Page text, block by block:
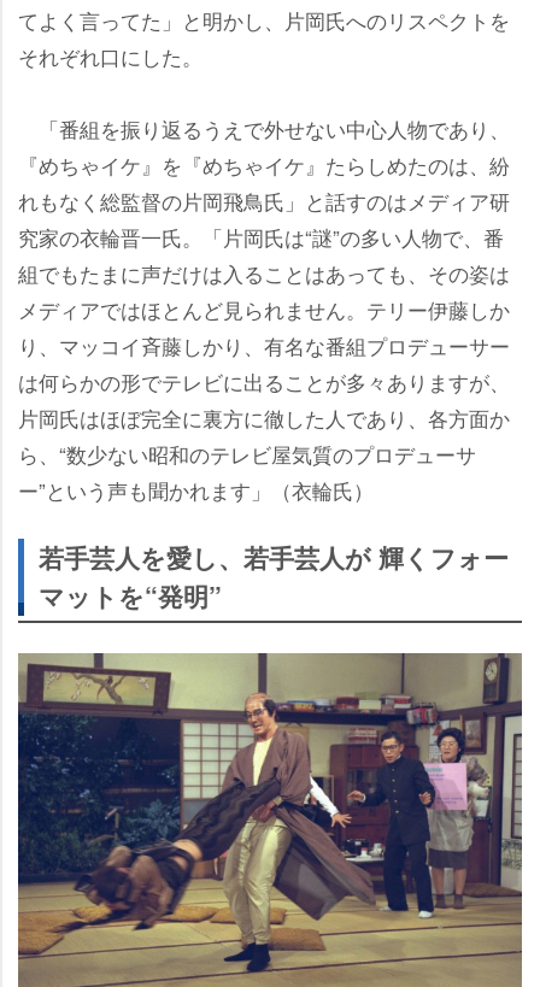
てよく言ってた」と明かし、片岡氏へのリスペクトを
それぞれ口にした。
「番組を振り返るうえで外せない中心人物であり、
『めちゃイケ』を『めちゃイケ』たらしめたのは、紛
れもなく総監督の片岡飛鳥氏」と話すのはメディア研
究家の衣輪晋一氏。「片岡氏は“謎”の多い人物で、番
組でもたまに声だけは入ることはあっても、その姿は
メディアではほとんど見られません。テリー伊藤しか
り、マッコイ斉藤しかり、有名な番組プロデューサー
は何らかの形でテレビに出ることが多々ありますが、
片岡氏はほぼ完全に裏方に徹した人であり、各方面か
ら、“数少ない昭和のテレビ屋気質のプロデューサ
ー”という声も聞かれます」（衣輪氏）
若手芸人を愛し、若手芸人が 輝くフォー
マットを“発明”